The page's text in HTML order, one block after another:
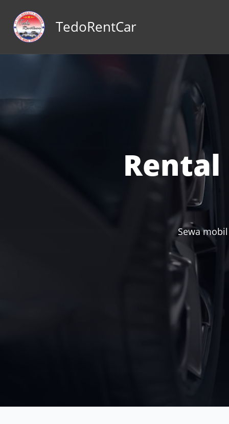
konten
TedoRentCar
Sewa